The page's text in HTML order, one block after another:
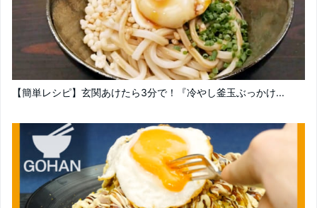
【簡単レシピ】玄関あけたら3分で！『冷やし釜玉ぶっかけ...